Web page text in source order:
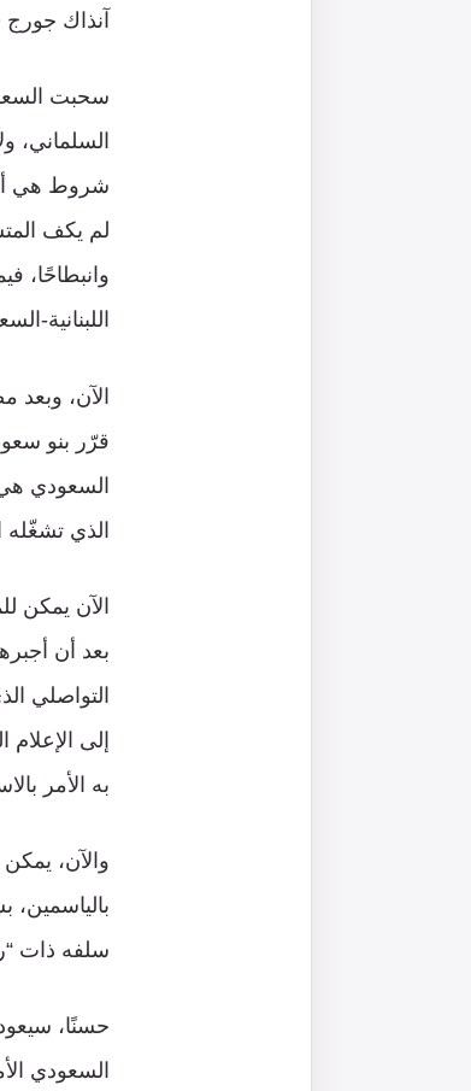
آنذاك
سحبت
السلماني،
شروط هي
لم يكف
وانبطاحًا،
اللبنانية-
الآن،
قرّر بنو
السعودي هي
الذي
الآن يمكن
بعد أن
التواصلي
إلى
به الأمر
والآن،
بالياسمين،
سلفه ذات
حسنًا،
السعودي